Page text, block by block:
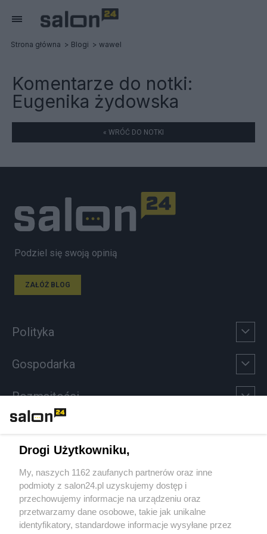
Strona główna Blogi wawel
Komentarze do notki:
Eugenika żydowska
« WRÓĆ DO NOTKI
Podziel się swoją opinią
ZAŁÓŻ BLOG
Polityka
Gospodarka
Rozmaitości
Sport
Społeczeństwo
Kultura
Drogi Użytkowniku,
My, naszych 1162 zaufanych partnerów oraz inne
podmioty z salon24.pl uzyskujemy dostęp i
przechowujemy informacje na urządzeniu oraz
przetwarzamy dane osobowe, takie jak unikalne
identyfikatory, standardowe informacje wysyłane przez